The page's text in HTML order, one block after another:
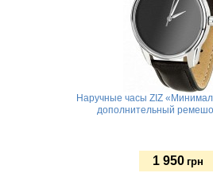
Наручные часы ZIZ
дополнительный
1 950 грн